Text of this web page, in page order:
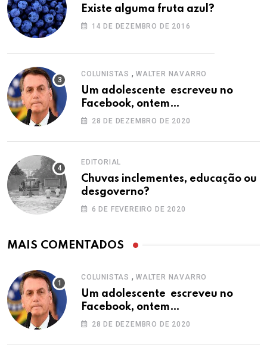
Existe alguma fruta azul?
14 DE DEZEMBRO DE 2016
COLUNISTAS , WALTER NAVARRO
Um adolescente escreveu no
Facebook, ontem…
28 DE DEZEMBRO DE 2020
EDITORIAL
Chuvas inclementes, educação ou
desgoverno?
6 DE FEVEREIRO DE 2020
MAIS COMENTADOS
COLUNISTAS , WALTER NAVARRO
Um adolescente escreveu no
Facebook, ontem…
28 DE DEZEMBRO DE 2020